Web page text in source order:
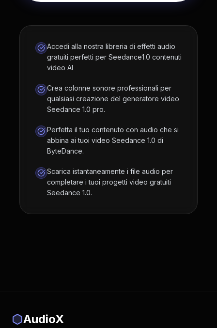
Accedi alla nostra libreria di effetti audio
gratuiti perfetti per Seedance1.0 contenuti
video AI
Crea colonne sonore professionali per
qualsiasi creazione del generatore video
Seedance 1.0 pro.
Perfetta il tuo contenuto con audio che si
abbina ai tuoi video Seedance 1.0 di
ByteDance.
Scarica istantaneamente i file audio per
completare i tuoi progetti video gratuiti
Seedance 1.0.
AudioX